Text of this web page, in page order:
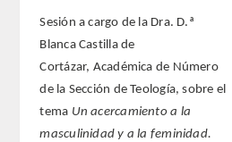
Sesión a cargo de la Dra. D.ª
Blanca Castilla de
Cortázar, Académica de Número
de la Sección de Teología, sobre el
tema Un acercamiento a la
masculinidad y a la feminidad.